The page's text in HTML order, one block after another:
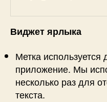
Виджетярлыка
Метка используется
приложение. Мы
несколько раз для
текста.